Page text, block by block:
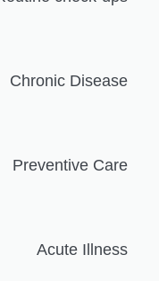
Chronic Disease
Preventive Care
Acute Illness